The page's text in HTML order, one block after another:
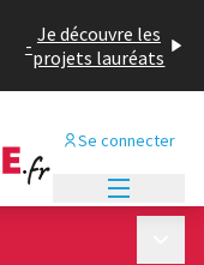
- Je découvre les
projets lauréats
Se connecter